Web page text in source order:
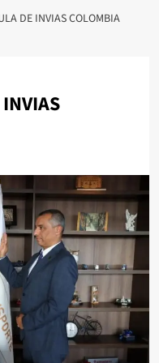
DE INVIAS COLOMBIA